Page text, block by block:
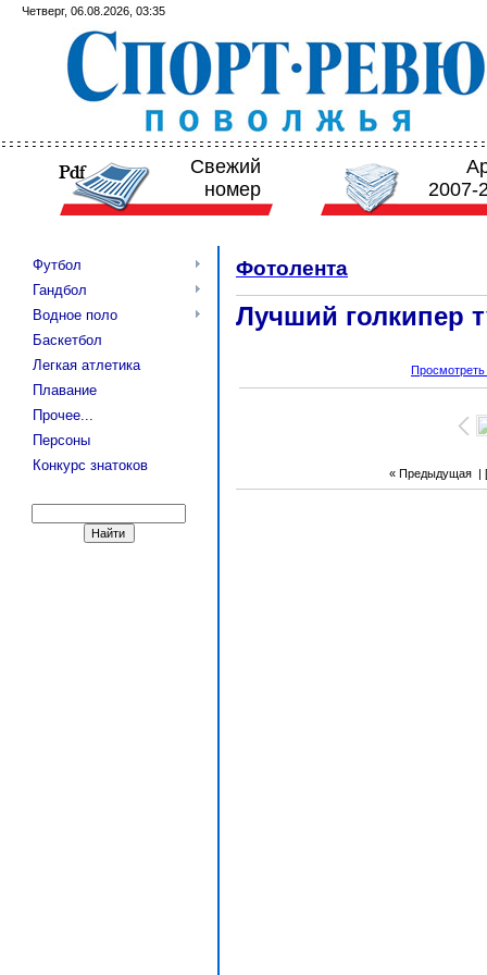
Четверг, 06.08.2026, 03:35
Свежий
номер
2007-
Футбол
Гандбол
Водное поло
Баскетбол
Легкая атлетика
Плавание
Прочее...
Персоны
Конкурс знатоков
Фотолента
Лучший голкипер
« Предыдущая |